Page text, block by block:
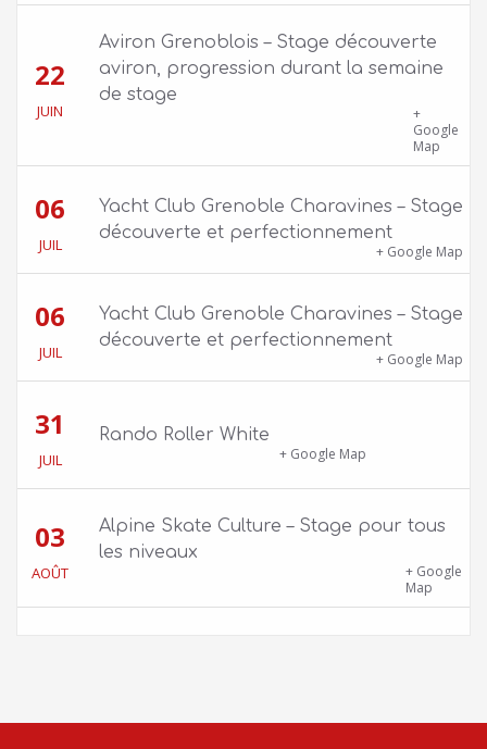
22
JUIN
Aviron Grenoblois – Stage découverte
aviron, progression durant la semaine
de stage
+
Google
Map
06
JUIL
Yacht Club Grenoble Charavines – Stage
découverte et perfectionnement
+ Google Map
06
JUIL
Yacht Club Grenoble Charavines – Stage
découverte et perfectionnement
+ Google Map
31
JUIL
Rando Roller White
+ Google Map
03
AOÛT
Alpine Skate Culture – Stage pour tous
les niveaux
+ Google
Map